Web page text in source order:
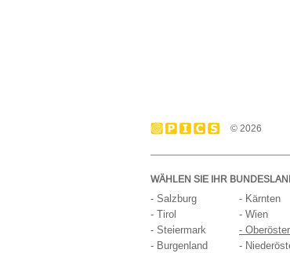
© 2026
WÄHLEN SIE IHR
- Salzburg
- Tirol
- Steiermark
- Burgenland
- Kärnten
- Wien
-
-